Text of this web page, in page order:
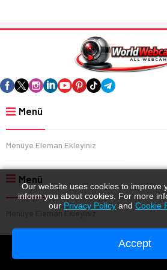
Menü
Menüye Eleman Ekleyiniz
Menü
Menüye Eleman Ekleyiniz
Our website uses cookies to improve
inform you about cookies. For more
our Privacy Policy and Cookie
Accept